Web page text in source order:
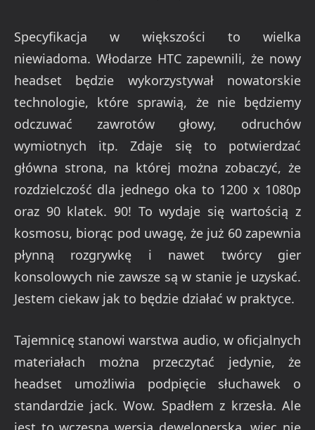
Specyfikacja w większości to wielka
niewiadoma. Włodarze HTC zapewnili, że nowy
headset będzie wykorzystywał nowatorskie
technologie, które sprawią, że nie będziemy
odczuwać zawrotów głowy, odruchów
wymiotnych itp. Zdaje się to potwierdzać
główna strona, na której można zobaczyć, że
rozdzielczość dla jednego oka to 1200 x 1080p
oraz 90 klatek. 90! To wydaje się wartością z
kosmosu, biorąc pod uwagę, że już 60 zapewnia
płynną rozgrywkę i nawet twórcy gier
konsolowych nie zawsze są w stanie je uzyskać.
Jestem ciekaw jak to będzie działać w praktyce.
Tajemnicę stanowi warstwa audio, w oficjalnych
materiałach można przeczytać jedynie, że
headset umożliwia podpięcie słuchawek o
standardzie jack. Wow. Spadłem z krzesła. Ale